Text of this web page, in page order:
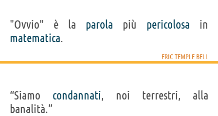
"Ovvio" è la parola più pericolosa in
matematica.
ERIC TEMPLE BELL
“Siamo condannati, noi terrestri, alla
banalità.”